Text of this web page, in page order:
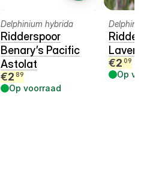
Delphinium hybrida
Ridderspoor
Benary’s Pacific
Astolat
€2 89
Op voorraad
€2 09
Op